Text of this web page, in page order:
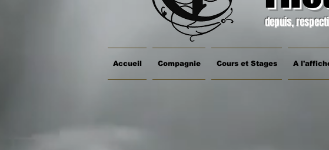
Accueil Compagnie Cours et Stages A
depuis,